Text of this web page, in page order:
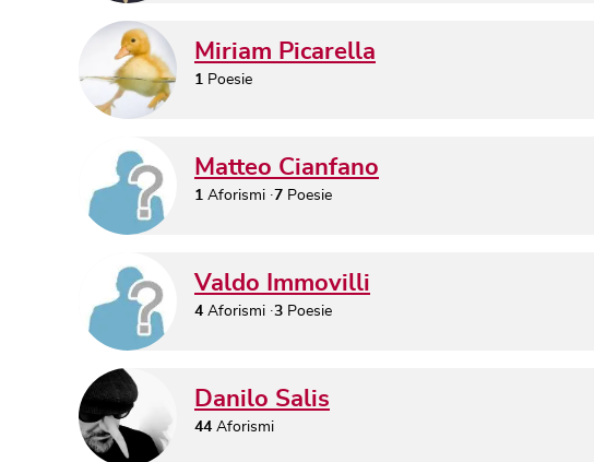
Miriam Picarella
1 Poesie
Matteo Cianfano
1 Aforismi 7 Poesie
Valdo Immovilli
4 Aforismi 3 Poesie
Danilo Salis
44 Aforismi